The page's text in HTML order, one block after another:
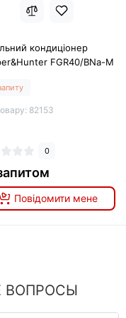
кондиціонер
FGR40/BNa-M
82153
0
Повідомити мене
ВОПРОСЫ